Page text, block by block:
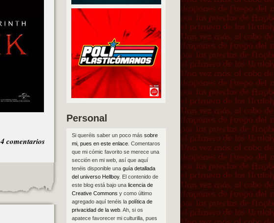
4 comentarios
Personal
Si queréis saber un poco más sobre
mi, pues en este enlace. Comentaros
que mi cómic favorito se merece una
sección en mi web, así que aquí
tenéis disponible una guía detallada
del universo Hellboy. El contenido de
este blog está bajo una licencia de
Creative Commons y como último
agregado aquí tenéis la política de
privacidad de la web. Ah, si os
apatece favorecer mi culturilla, pues